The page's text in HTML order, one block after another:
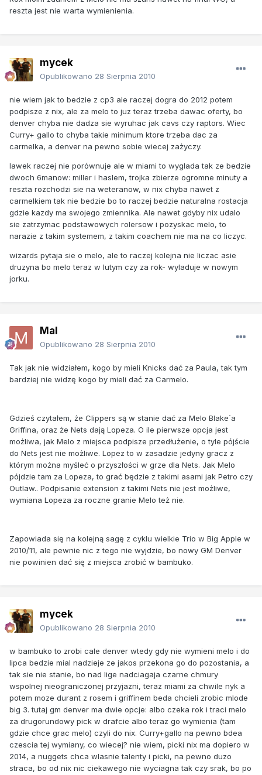
reszta jest nie warta wymienienia.
mycek
Opublikowano 28 Sierpnia 2010
nie wiem jak to bedzie z cp3 ale raczej dogra do 2012 potem
podpisze z nix, ale za melo to juz teraz trzeba dawac oferty, bo
denver chyba nie dadza sie wyruhac jak cavs czy raptors. Wiec
Curry+ gallo to chyba takie minimum ktore trzeba dac za
carmelka, a denver na pewno sobie wiecej zażyczy.
lawek raczej nie porównuje ale w miami to wyglada tak ze bedzie
dwoch 6manow: miller i haslem, trojka zbierze ogromne minuty a
reszta rozchodzi sie na weteranow, w nix chyba nawet z
carmelkiem tak nie bedzie bo to raczej bedzie naturalna rostacja
gdzie kazdy ma swojego zmiennika. Ale nawet gdyby nix udalo
sie zatrzymac podstawowych rolersow i pozyskac melo, to
narazie z takim systemem, z takim coachem nie ma na co liczyc.
wizards pytaja sie o melo, ale to raczej kolejna nie liczac asie
druzyna bo melo teraz w lutym czy za rok- wyladuje w nowym
jorku.
Mal
Opublikowano 28 Sierpnia 2010
Tak jak nie widziałem, kogo by mieli Knicks dać za Paula, tak tym
bardziej nie widzę kogo by mieli dać za Carmelo.
Gdzieś czytałem, że Clippers są w stanie dać za Melo Blake`a
Griffina, oraz że Nets dają Lopeza. O ile pierwsze opcja jest
możliwa, jak Melo z miejsca podpisze przedłużenie, o tyle pójście
do Nets jest nie możliwe. Lopez to w zasadzie jedyny gracz z
którym można myśleć o przyszłości w grze dla Nets. Jak Melo
pójdzie tam za Lopeza, to grać będzie z takimi asami jak Petro czy
Outlaw.. Podpisanie extension z takimi Nets nie jest możliwe,
wymiana Lopeza za roczne granie Melo też nie.
Zapowiada się na kolejną sagę z cyklu wielkie Trio w Big Apple w
2010/11, ale pewnie nic z tego nie wyjdzie, bo nowy GM Denver
nie powinien dać się z miejsca zrobić w bambuko.
mycek
Opublikowano 28 Sierpnia 2010
w bambuko to zrobi cale denver wtedy gdy nie wymieni melo i do
lipca bedzie mial nadzieje ze jakos przekona go do pozostania, a
tak sie nie stanie, bo nad lige nadciagaja czarne chmury
wspolnej nieograniczonej przyjazni, teraz miami za chwile nyk a
potem moze durant z rosem i griffinem beda chcieli zrobic mlode
big 3. tutaj gm denver ma dwie opcje: albo czeka rok i traci melo
za drugorundowy pick w drafcie albo teraz go wymienia (tam
gdzie chce grac melo) czyli do nix. Curry+gallo na pewno bdea
czescia tej wymiany, co wiecej? nie wiem, picki nix ma dopiero w
2014, a nuggets chca wlasnie talenty i picki, na pewno duzo
straca, bo od nix nic ciekawego nie wyciagna tak czy srak, bo po